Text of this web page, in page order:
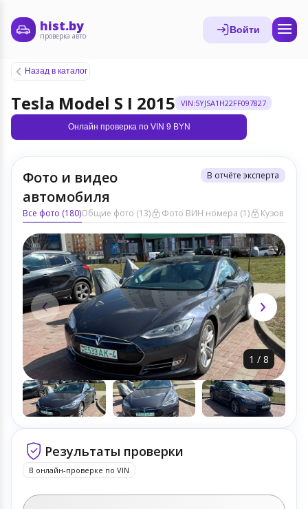
hist.by
проверка авто
Войти
Назад в каталог
Tesla Model S I 2015 VIN:5YJSA1H22FF097827
Онлайн проверка по VIN 9 BYN
Фото и видео
автомобиля
В отчёте эксперта
Все фото (180)Общие фото (13) Фото ВИН номера (1) Кузов ЛКП
1 / 8
Результаты проверки
В онлайн-проверке по VIN